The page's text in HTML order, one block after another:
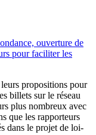
ouverture de
pour faciliter les
propositions pour
billets sur le réseau
plus nombreux avec
que les rapporteurs
dans le projet de loi-